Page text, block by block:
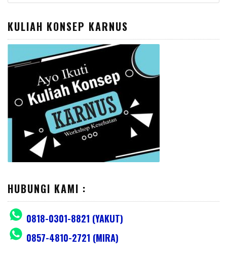
for:
KULIAH KONSEP KARNUS
HUBUNGI KAMI :
0818-0301-8821 (YAKUT)
0857-4810-2721 (MIRA)